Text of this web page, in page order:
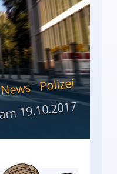
News Polizei
am19.10.2017